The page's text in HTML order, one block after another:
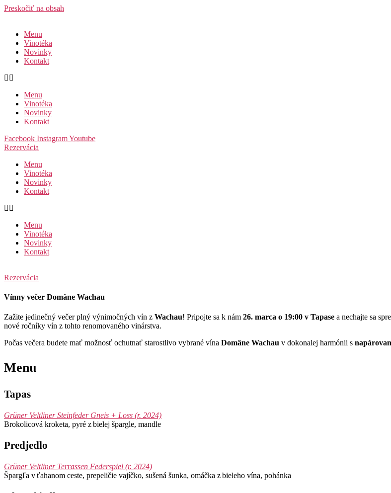
Preskočiť na obsah
Menu
Vinotéka
Novinky
Kontakt
Menu
Vinotéka
Novinky
Kontakt
Facebook InstagramYoutube
Rezervácia
Menu
Vinotéka
Novinky
Kontakt
Menu
Vinotéka
Novinky
Kontakt
Rezervácia
Vínny večer Domäne Wachau
Zažite jedinečný večer plný výnimočných vín z Wachau! Pripojte sa k nám 26. marca o 19:00 v Tapase a nechajte sa
nové ročníky vín z tohto renomovaného vinárstva.
Počas večera budete mať možnosť ochutnať starostlivo vybrané vína Domäne Wachau v dokonalej harmónii s
Menu
Tapas
Grüner Veltliner Steinfeder Gneis + Loss (r. 2024)
Brokolicová kroketa, pyré z bielej špargle, mandle
Predjedlo
Grüner Veltliner Terrassen Federspiel (r. 2024)
Špargľa v ťahanom ceste, prepeličie vajíčko, sušená šunka, omáčka z bieleho vína, pohánka